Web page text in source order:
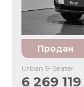
Продан
Urban 9-Seater
6 269 119